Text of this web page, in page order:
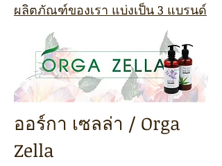
ผลิตภัณฑ์ของเรา แบ่งเป็น 3 แบรนด์
ออร์กา เซลล่า / Orga
Zella